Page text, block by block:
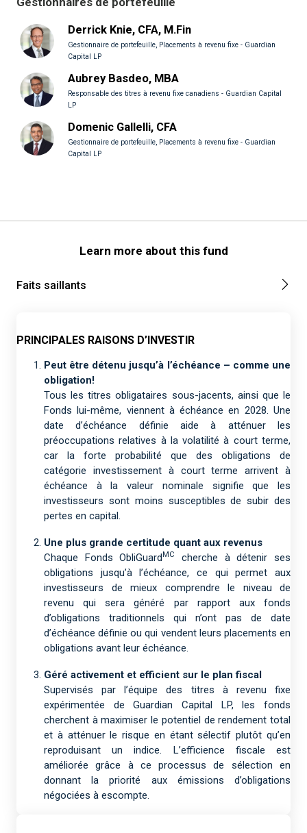
Derrick Knie, CFA, M.Fin
Gestionnaire de portefeuille, Placements à revenu fixe - Guardian
Capital LP
Aubrey Basdeo, MBA
Responsable des titres à revenu fixe canadiens - Guardian Capital
LP
Domenic Gallelli, CFA
Gestionnaire de portefeuille, Placements à revenu fixe - Guardian
Capital LP
Learn more about this fund
Faits saillants
PRINCIPALES RAISONS D’INVESTIR
Peut être détenu jusqu’à l’échéance – comme une
obligation!
Tous les titres obligataires sous-jacents, ainsi que le
Fonds lui-même, viennent à échéance en 2028. Une
date d’échéance définie aide à atténuer les
préoccupations relatives à la volatilité à court terme,
car la forte probabilité que des obligations de
catégorie investissement à court terme arrivent à
échéance à la valeur nominale signifie que les
investisseurs sont moins susceptibles de subir des
pertes en capital.
Une plus grande certitude quant aux revenus
Chaque Fonds ObliGuard MC
cherche à détenir ses
obligations jusqu’à l’échéance, ce qui permet aux
investisseurs de mieux comprendre le niveau de
revenu qui sera généré par rapport aux fonds
d’obligations traditionnels qui n’ont pas de date
d’échéance définie ou qui vendent leurs placements en
obligations avant leur échéance.
Géré activement et efficient sur le plan fiscal
Supervisés par l’équipe des titres à revenu fixe
expérimentée de Guardian Capital LP, les fonds
cherchent à maximiser le potentiel de rendement total
et à atténuer le risque en étant sélectif plutôt qu’en
reproduisant un indice. L’efficience fiscale est
améliorée grâce à ce processus de sélection en
donnant la priorité aux émissions d’obligations
négociées à escompte.